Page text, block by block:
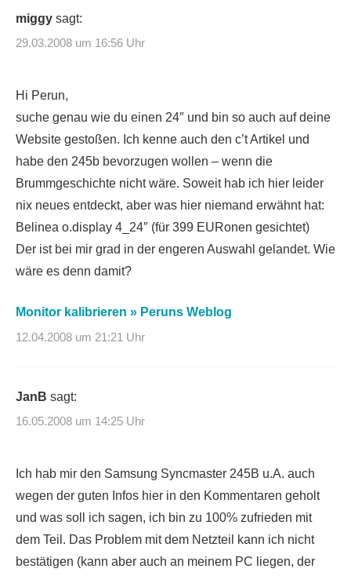
miggy sagt:
29.03.2008 um 16:56 Uhr
Hi Perun,
suche genau wie du einen 24″ und bin so auch auf deine
Website gestoßen. Ich kenne auch den c’t Artikel und
habe den 245b bevorzugen wollen – wenn die
Brummgeschichte nicht wäre. Soweit hab ich hier leider
nix neues entdeckt, aber was hier niemand erwähnt hat:
Belinea o.display 4_24″ (für 399 EURonen gesichtet)
Der ist bei mir grad in der engeren Auswahl gelandet. Wie
wäre es denn damit?
Monitor kalibrieren » Peruns Weblog
12.04.2008 um 21:21 Uhr
JanB sagt:
16.05.2008 um 14:25 Uhr
Ich hab mir den Samsung Syncmaster 245B u.A. auch
wegen der guten Infos hier in den Kommentaren geholt
und was soll ich sagen, ich bin zu 100% zufrieden mit
dem Teil. Das Problem mit dem Netzteil kann ich nicht
bestätigen (kann aber auch an meinem PC liegen, der